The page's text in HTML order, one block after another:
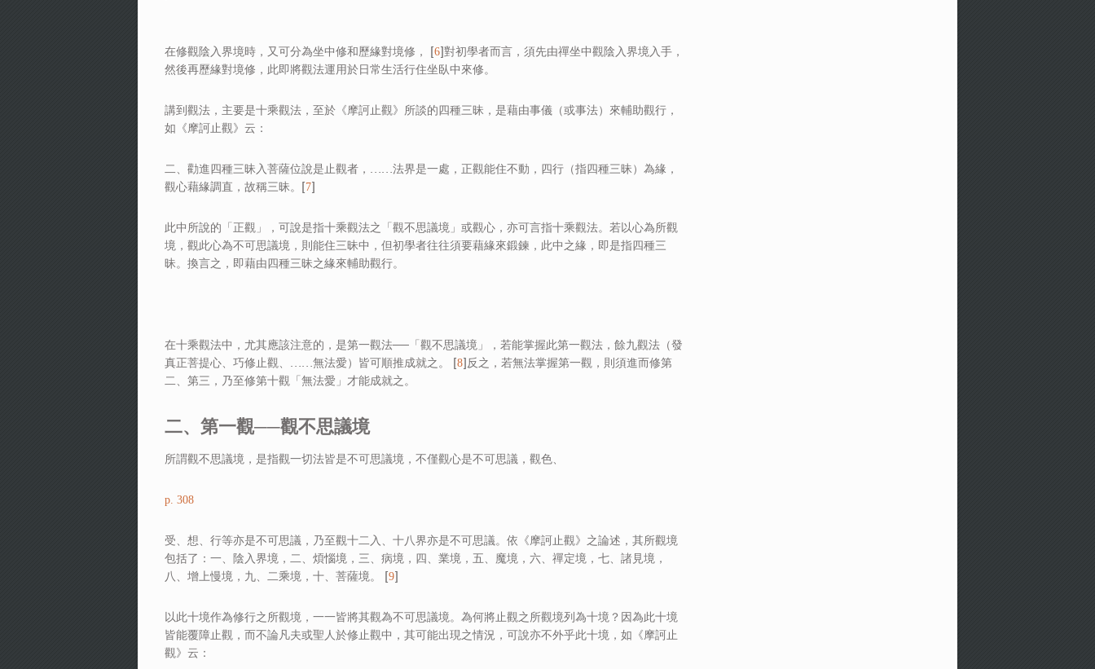
在修觀陰入界境時，又可分為坐中修和歷緣對境修， [6]對初學者而言，須先由禪坐中觀陰入界境入手，
然後再歷緣對境修，此即將觀法運用於日常生活行住坐臥中來修。
講到觀法，主要是十乘觀法，至於《摩訶止觀》所談的四種三昧，是藉由事儀（或事法）來輔助觀行，
如《摩訶止觀》云：
二、勸進四種三昧入菩薩位說是止觀者，……法界是一處，正觀能住不動，四行（指四種三昧）為緣，
觀心藉緣調直，故稱三昧。[7]
此中所說的「正觀」，可說是指十乘觀法之「觀不思議境」或觀心，亦可言指十乘觀法。若以心為所觀
境，觀此心為不可思議境，則能住三昧中，但初學者往往須要藉緣來鍛鍊，此中之緣，即是指四種三
昧。換言之，即藉由四種三昧之緣來輔助觀行。
在十乘觀法中，尤其應該注意的，是第一觀法──「觀不思議境」，若能掌握此第一觀法，餘九觀法（發
真正菩提心、巧修止觀、……無法愛）皆可順推成就之。 [8]反之，若無法掌握第一觀，則須進而修第
二、第三，乃至修第十觀「無法愛」才能成就之。
二、第一觀──觀不思議境
所謂觀不思議境，是指觀一切法皆是不可思議境，不僅觀心是不可思議，觀色、
p. 308
受、想、行等亦是不可思議，乃至觀十二入、十八界亦是不可思議。依《摩訶止觀》之論述，其所觀境
包括了：一、陰入界境，二、煩惱境，三、病境，四、業境，五、魔境，六、禪定境，七、諸見境，
八、增上慢境，九、二乘境，十、菩薩境。 [9]
以此十境作為修行之所觀境，一一皆將其觀為不可思議境。為何將止觀之所觀境列為十境？因為此十境
皆能覆障止觀，而不論凡夫或聖人於修止觀中，其可能出現之情況，可說亦不外乎此十境，如《摩訶止
觀》云：